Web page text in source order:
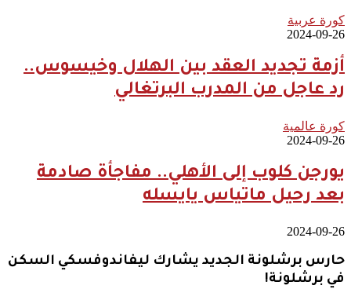
كورة عربية
2024-09-26
أزمة تجديد العقد بين الهلال وخيسوس..
رد عاجل من المدرب البرتغالي
كورة عالمية
2024-09-26
يورجن كلوب إلى الأهلي.. مفاجأة صادمة
بعد رحيل ماتياس يايسله
2024-09-26
حارس برشلونة الجديد يشارك ليفاندوفسكي السكن
في برشلونة!